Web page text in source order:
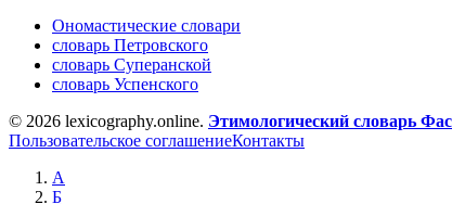
Ономастические словари
словарь Петровского
словарь Суперанской
словарь Успенского
© 2026 lexicography.online. Этимологический словарь
Пользовательское соглашениеКонтакты
А
Б